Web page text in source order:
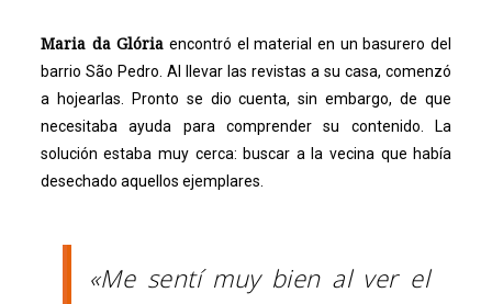
Maria da Glória encontró el material en un basurero del
barrio São Pedro. Al llevar las revistas a su casa, comenzó
a hojearlas. Pronto se dio cuenta, sin embargo, de que
necesitaba ayuda para comprender su contenido. La
solución estaba muy cerca: buscar a la vecina que había
desechado aquellos ejemplares.
«Me sentí muy bien al ver el